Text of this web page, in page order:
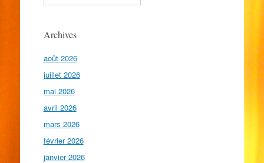
Archives
août 2026
juillet 2026
mai 2026
avril 2026
mars 2026
février 2026
janvier 2026